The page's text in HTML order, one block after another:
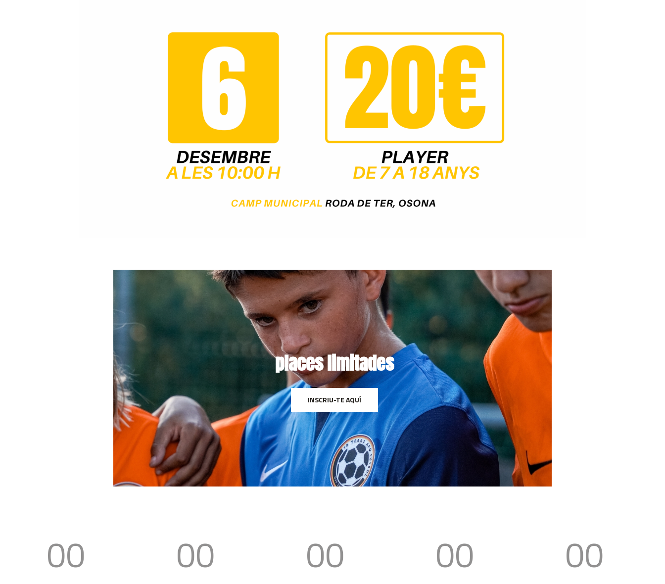
places limitades
INSCRIU-TE AQUÍ
00 00 00 00 00